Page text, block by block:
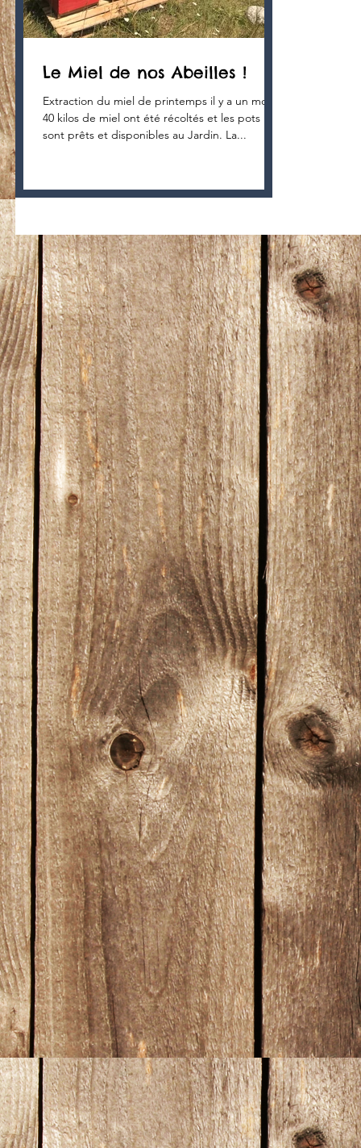
Le Miel de nos Abeilles !
Extraction du miel de printemps il y a un mois :
40 kilos de miel ont été récoltés et les pots
sont prêts et disponibles au Jardin. La...